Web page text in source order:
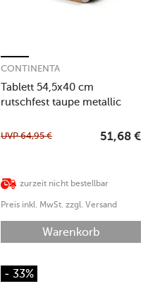
Tablett 54,5x40 cm
rutschfest taupe metallic
CONTINENTA
zurzeit nicht bestellbar
UVP64,95 € 51,68 €
Preis inkl. MwSt. zzgl. Versand
Warenkorb
- 33%